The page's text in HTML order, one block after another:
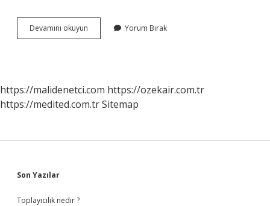
Devamını okuyun Borderline
Empati
Yorum Bırak
https://malidenetci.com https://ozekair.com.tr
https://medited.com.trSitemap
Sidebar
Son Yazılar
Toplayıcılık nedir ?